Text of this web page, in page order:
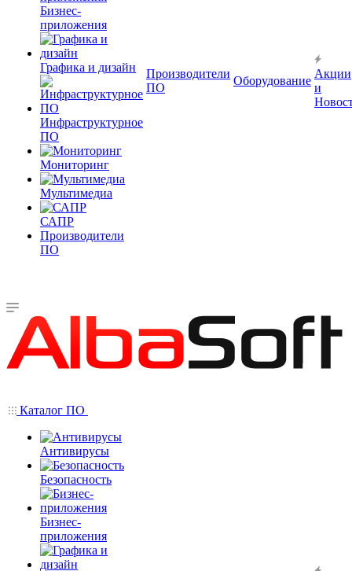
Бизнес-
приложения
Графика и дизайн
Инфраструктурное
ПО
Мониторинг
Мультимедиа
САПР
Производители
ПО
Производители
ПО
Оборудование
Акции
и
Каталог ПО
Антивирусы
Безопасность
Бизнес-
приложения